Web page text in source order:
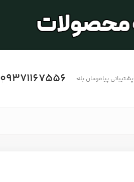
پشتیبانی پیامرسان بله: 09371167556